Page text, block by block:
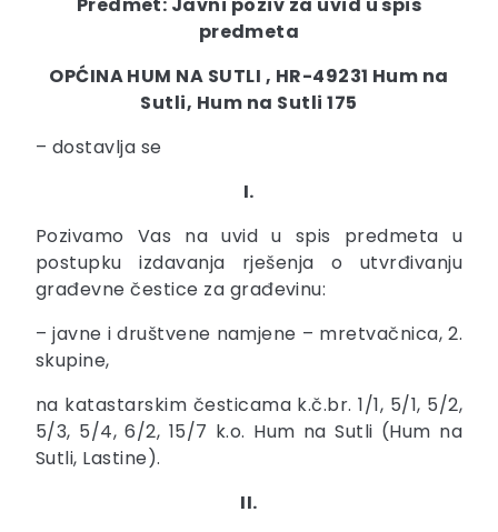
predmeta
OPĆINA HUM NA SUTLI , HR-49231 Hum na
Sutli, Hum na Sutli 175
– dostavlja se
I.
Pozivamo Vas na uvid u spis predmeta u
postupku izdavanja rješenja o utvrđivanju
građevne čestice za građevinu:
– javne i društvene namjene – mretvačnica, 2.
skupine,
na katastarskim česticama k.č.br. 1/1, 5/1, 5/2,
5/3, 5/4, 6/2, 15/7 k.o. Hum na Sutli (Hum na
Sutli, Lastine).
II.